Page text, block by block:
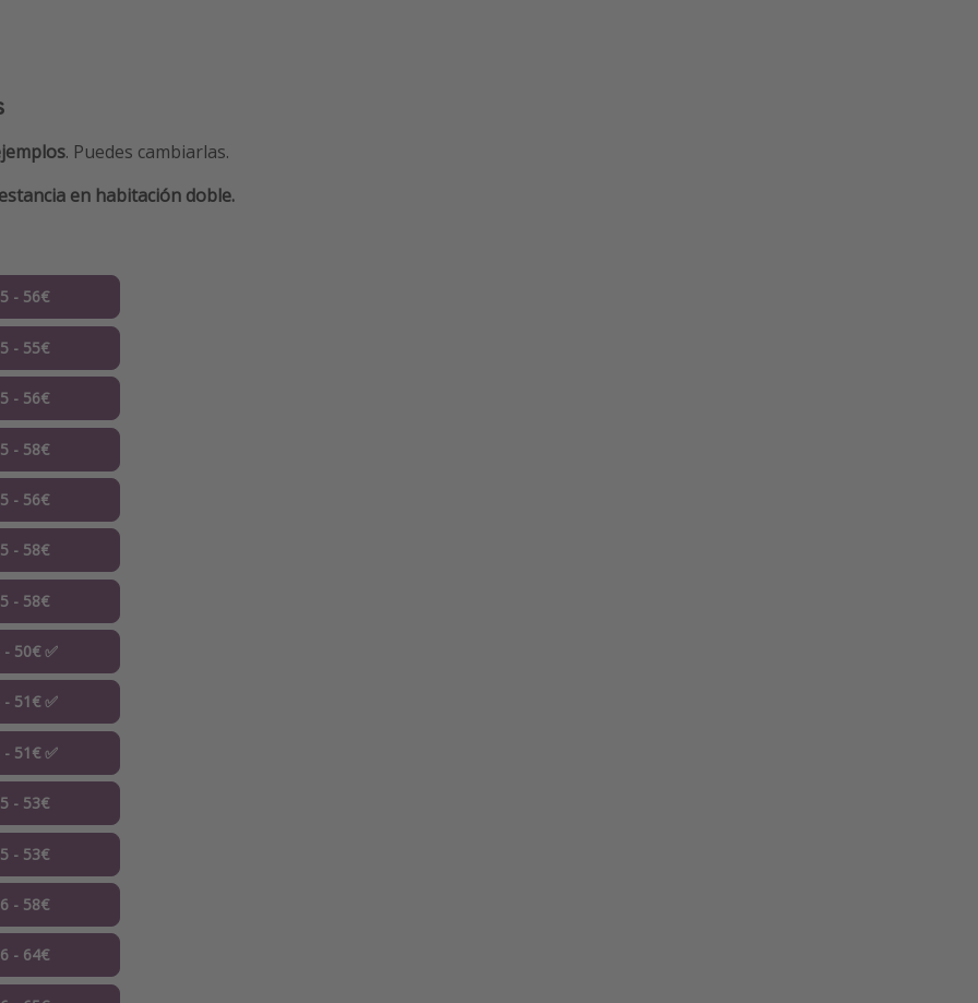
. Puedes cambiarlas.
en habitación doble.
- 56€
- 55€
- 56€
- 58€
- 56€
- 58€
- 58€
50€ ✅
51€ ✅
51€ ✅
- 53€
- 53€
- 58€
- 64€